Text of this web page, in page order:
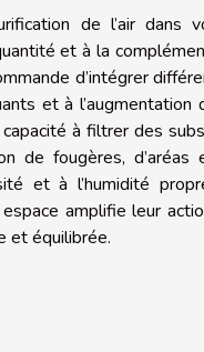
de l’air dans
et à la
d’intégrer
et à
à filtrer des
de fougères,
et à l’humidité
amplifie leur
et équilibrée.